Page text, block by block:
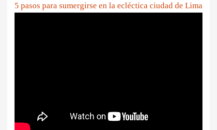
5 pasos para sumergirse en la ecléctica ciudad de Lima